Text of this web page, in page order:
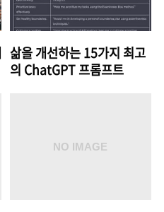
삶을 개선하는 15가지 최고
의 ChatGPT 프롬프트